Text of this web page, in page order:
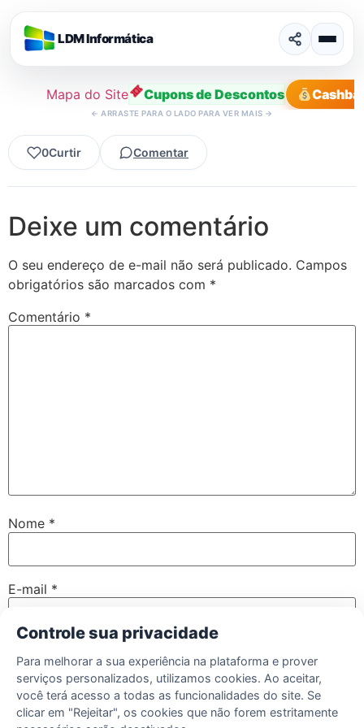
LDM Informática
Mapa do Site Cupons de Descontos
← ARRASTE PARA O LADO PARA VER MAIS →
para
0Curtir Comentar
Deixe um comentário
O seu endereço de e-mail não será publicado. Campos
obrigatórios são marcados com *
Comentário *
Nome *
E-mail *
Site
Controle sua privacidade
Para melhorar a sua experiência na plataforma e prover
serviços personalizados, utilizamos cookies. Ao aceitar,
você terá acesso a todas as funcionalidades do site. Se
clicar em "Rejeitar", os cookies que não forem estritamente